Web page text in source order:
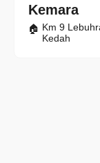
Kemara
Km 9
Kedah